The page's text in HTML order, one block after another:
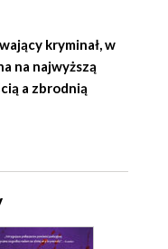
kryminał, w
na najwyższą
a zbrodnią